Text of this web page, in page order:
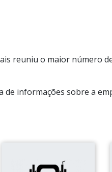
reuniu o maior número
de informações sobre a